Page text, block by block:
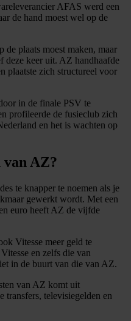
onze site met onze
en analyse. Deze
combineren met andere
of die ze hebben
van hun services.
AFAS werd een
de hand moest wel op de
de plaats moest maken, maar
deze keer uit. AZ handhaafde
plaatste zich structureel voor
in de finale PSV te
profileerde de fusieclub zich
en het is wachten op
van AZ?
te knapper te noemen als je
gewerkt wordt. Met een
euro heeft AZ de vijfde
Vitesse meer geld te
en zelfs die van
in de buurt van die van AZ.
van AZ komt uit
transfers, televisiegelden en